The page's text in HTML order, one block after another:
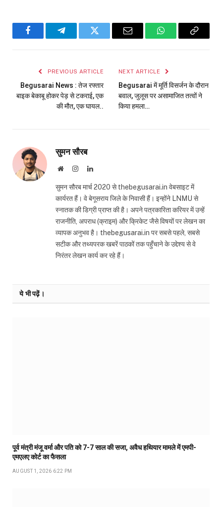
FacebookTelegramTwitter Email WhatsAppCopy
PREVIOUS ARTICLE
Begusarai News : तेज रफ्तार
बाइक बेकाबू होकर पेड़ से टकराई, एक
की मौत, एक घायल..
NEXT ARTICLE
Begusarai में मूर्ति विसर्जन के दौरान
बवाल, जुलूस पर असामाजित तत्वों ने
किया हमला…
सुमन सौरब
WebsiteInstagramLinkedIn
सुमन सौरब मार्च 2020 से thebegusarai.in वेबसाइट में
कार्यरत हैं। वे बेगूसराय जिले के निवासी हैं। इन्होंने LNMU से
स्नातक की डिग्री प्राप्त की है। अपने पत्रकारिता करियर में उन्हें
राजनीति, अपराध (क्राइम) और क्रिकेट जैसे विषयों पर लेखन का
व्यापक अनुभव है। thebegusarai.in पर सबसे पहले, सबसे
सटीक और तथ्यपरक खबरें पाठकों तक पहुँचाने के उद्देश्य से वे
निरंतर लेखन कार्य कर रहे हैं।
ये भी पढ़ें।
पूर्व मंत्री मंजू वर्मा और पति को 7-7 साल की सजा, अवैध हथियार मामले में एमपी-
एमएलए कोर्ट का फैसला
AUGUST 1, 2026 6:22 PM